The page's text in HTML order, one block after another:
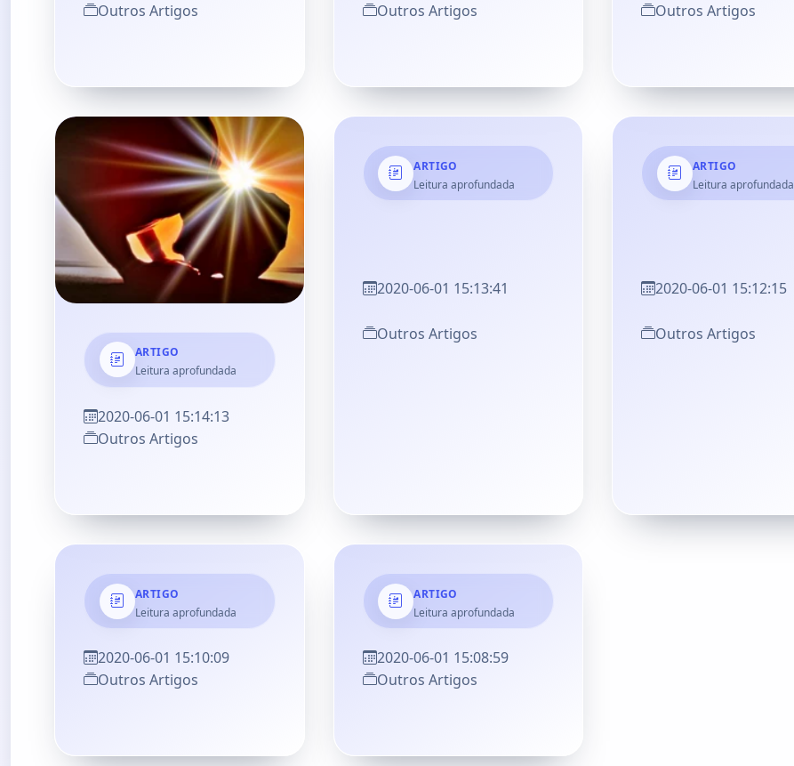
Outros Artigos
Outros Artigos
Outros Artigos
ARTIGO
Leitura aprofundada
2020-06-01 15:14:13
Outros Artigos
ARTIGO
Leitura aprofundada
2020-06-01 15:13:41
Outros Artigos
ARTIGO
Leitura aprofundada
2020-06-01 15:12:15
Outros Artigos
ARTIGO
Leitura aprofundada
2020-06-01 15:10:09
Outros Artigos
ARTIGO
Leitura aprofundada
2020-06-01 15:08:59
Outros Artigos